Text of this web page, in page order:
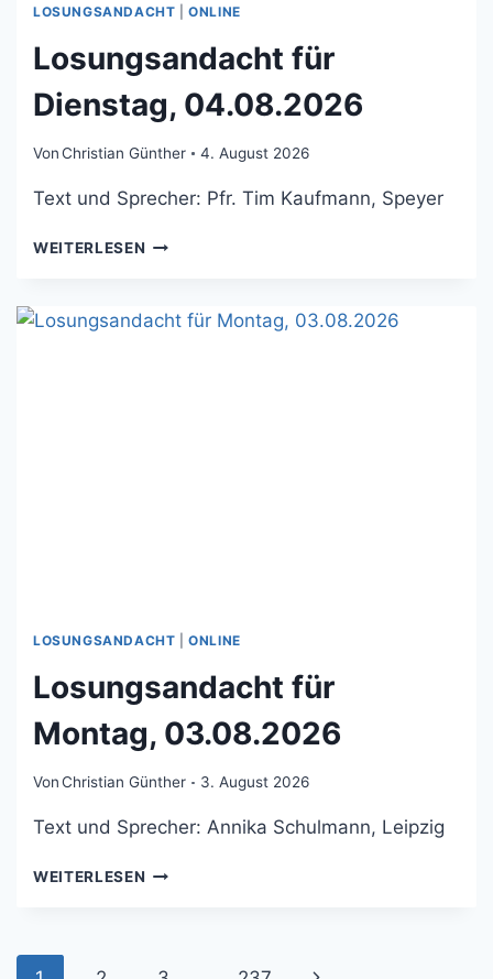
LOSUNGSANDACHT |ONLINE
Losungsandacht für
Dienstag, 04.08.2026
VonChristian Günther 4. August 2026
Text und Sprecher: Pfr. Tim Kaufmann, Speyer
WEITERLESEN LOSUNGSANDACHT
04.08.2026
LOSUNGSANDACHT |ONLINE
Losungsandacht für
Montag, 03.08.2026
VonChristian Günther 3. August 2026
Text und Sprecher: Annika Schulmann, Leipzig
WEITERLESEN LOSUNGSANDACHT